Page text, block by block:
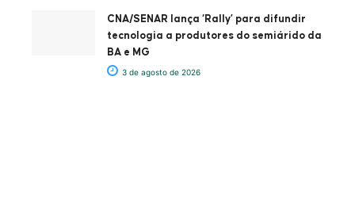
CNA/SENAR lança ‘Rally’ para difundir
tecnologia a produtores do semiárido da
BA e MG
3 de agosto de 2026